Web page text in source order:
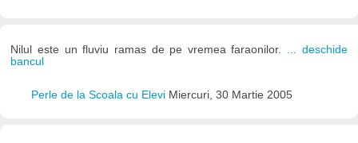
Nilul este un fluviu ramas de pe vremea faraonilor.
... deschide
bancul
Perle de la Scoala cu Elevi Miercuri, 30 Martie 2005